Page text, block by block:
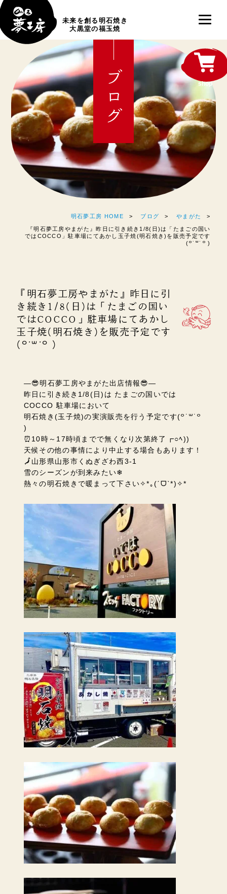
未来を創る明石焼き
大黒堂の福玉焼
ブログ
明石夢工房 HOME ブログ やまがた
『明石夢工房やまがた』昨日に引き続き1/8(日)は「たまごの国い
ではCOCCO」駐車場にてあかし玉子焼(明石焼き)を販売予定です
(꒪˙꒳˙꒪ )
『明石夢工房やまがた』昨日に引
き続き1/8(日)は「たまごの国い
ではCOCCO」駐車場にてあかし
玉子焼(明石焼き)を販売予定です
(꒪˙꒳˙꒪ )
―😎明石夢工房やまがた出店情報😎―
昨日に引き続き1/8(日)は たまごの国いでは
COCCO 駐車場において
明石焼き(玉子焼)の実演販売を行う予定です(꒪˙꒳˙꒪
)
⏰10時～17時頃までで無くなり次第終了┏○ﾍ))
天候その他の事情により中止する場合もあります！
🗾山形県山形市くぬぎざわ西3-1
雪のシーズンが到来みたい❄
熱々の明石焼きで暖まって下さい✧*｡(ˊᗜˋ*)✧*
shop